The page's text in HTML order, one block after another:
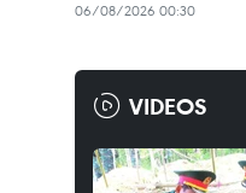
06/08/2026 00:30
VIDEOS